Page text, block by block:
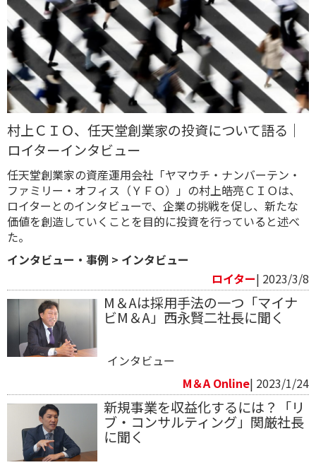
村上ＣＩＯ、任天堂創業家の投資について語る｜
ロイターインタビュー
任天堂創業家の資産運用会社「ヤマウチ・ナンバーテン・
ファミリー・オフィス（ＹＦＯ）」の村上皓亮ＣＩＯは、
ロイターとのインタビューで、企業の挑戦を促し、新たな
価値を創造していくことを目的に投資を行っていると述べ
た。
インタビュー・事例 > インタビュー
ロイター| 2023/3/8
M＆Aは採用手法の一つ「マイナ
ビM＆A」西永賢二社長に聞く
インタビュー
M＆A Online| 2023/1/24
新規事業を収益化するには？「リ
ブ・コンサルティング」関厳社長
に聞く